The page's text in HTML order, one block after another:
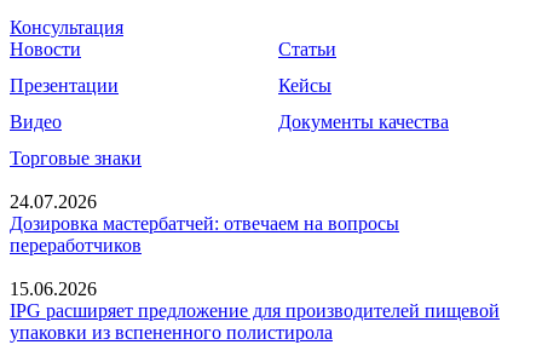
Консультация
Новости
Статьи
Презентации
Кейсы
Видео
Документы качества
Торговые знаки
24.07.2026
Дозировка мастербатчей: отвечаем на вопросы
переработчиков
15.06.2026
IPG расширяет предложение для производителей пищевой
упаковки из вспененного полистирола